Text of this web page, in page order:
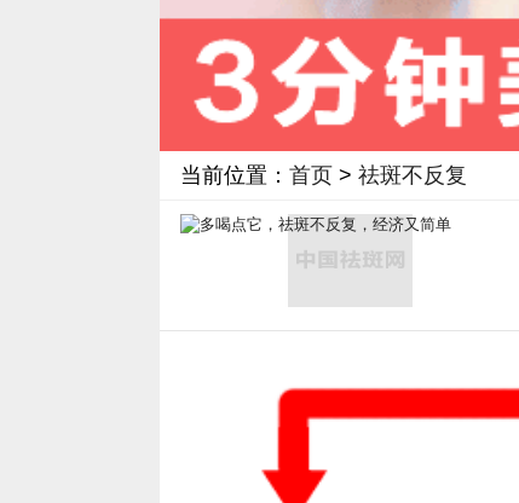
当前位置： 首页 > 祛斑不反复